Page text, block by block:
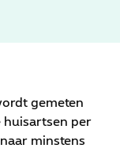
gemeten
huisartsen per
minstens